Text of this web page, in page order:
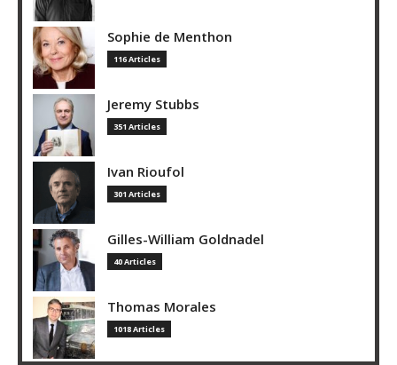
Sophie de Menthon
116 Articles
Jeremy Stubbs
351 Articles
Ivan Rioufol
301 Articles
Gilles-William Goldnadel
40 Articles
Thomas Morales
1018 Articles